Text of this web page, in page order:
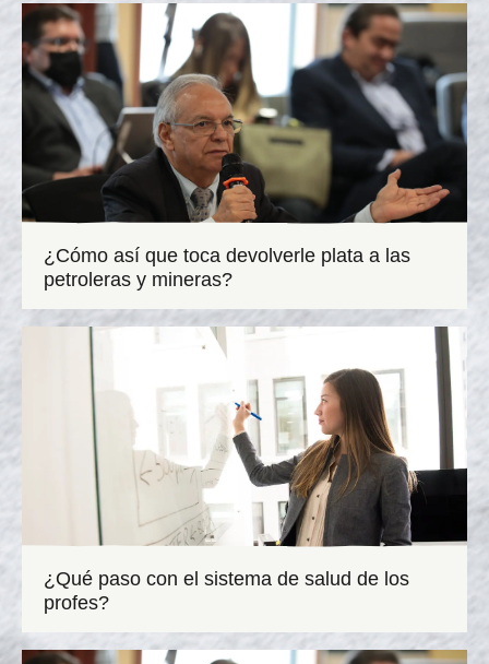
¿Cómo así que toca devolverle plata a las
petroleras y mineras?
¿Qué paso con el sistema de salud de los
profes?